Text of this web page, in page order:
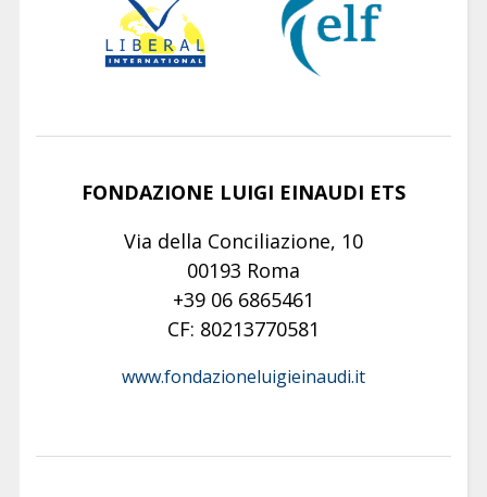
FONDAZIONE LUIGI EINAUDI ETS
Via della Conciliazione, 10
00193 Roma
+39 06 6865461
CF: 80213770581
www.fondazioneluigieinaudi.it